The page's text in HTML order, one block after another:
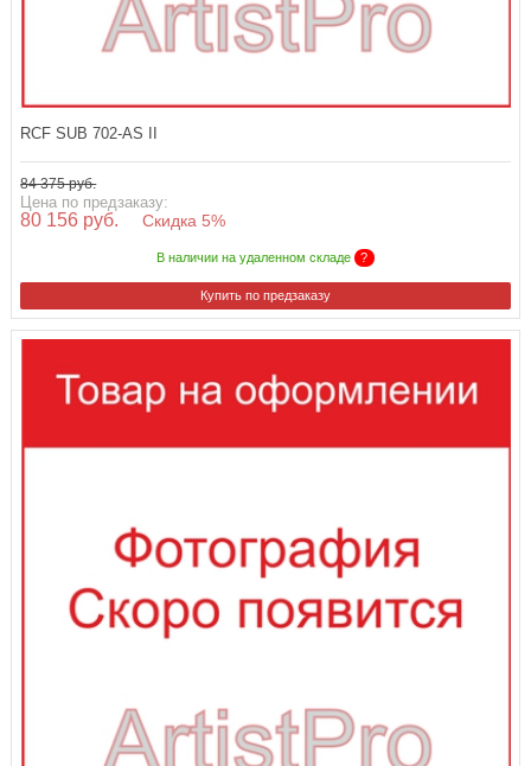
RCF SUB 702-AS II
84 375 руб.
Цена по предзаказу:
80 156 руб. Скидка 5%
В наличии на удаленном складе ?
Купить по предзаказу